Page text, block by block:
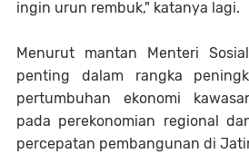
ingin urun rembuk," katanya lagi.
Menurut mantan Menteri
penting dalam rangka
pertumbuhan ekonomi
pada perekonomian regional
percepatan pembangunan di